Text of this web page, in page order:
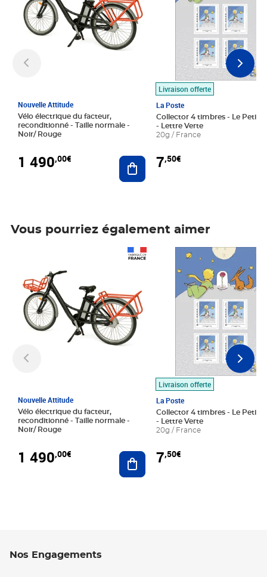
Nouvelle Attitude
Vélo électrique du facteur,
reconditionné - Taille normale -
Noir/ Rouge
1 490,00€ Ajouter au panier
Livraison offerte
La Poste
Collector 4 timbres - Le Petit
- Lettre Verte
20g / France
7,50€
Vous pourriez également aimer
Nouvelle Attitude
Vélo électrique du facteur,
reconditionné - Taille normale -
Noir/ Rouge
1 490,00€ Ajouter au panier
Livraison offerte
La Poste
Collector 4 timbres - Le Petit
- Lettre Verte
20g / France
7,50€
Prix 7,50€
Nos Engagements